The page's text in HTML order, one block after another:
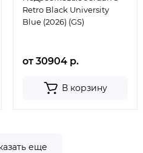
Retro Black University
Blue (2026) (GS)
от 30904 р.
В корзину
еще